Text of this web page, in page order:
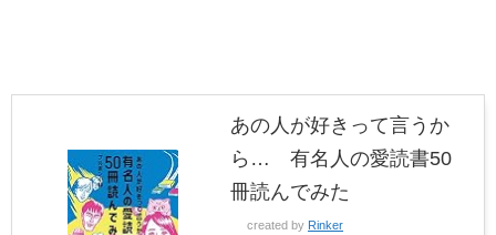
あの人が好きって言うか
ら… 有名人の愛読書50
冊読んでみた
created by Rinker